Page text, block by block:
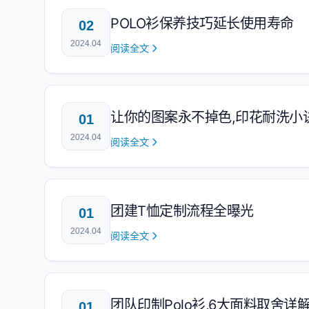
02
2024.04
POLO衫保养技巧延长使用寿命
阅读全文
01
2024.04
让你的图案永不掉色,印花耐洗小
阅读全文
01
2024.04
团建T恤定制流程全曝光
阅读全文
团队印制Polo衫,6大面料取舍详